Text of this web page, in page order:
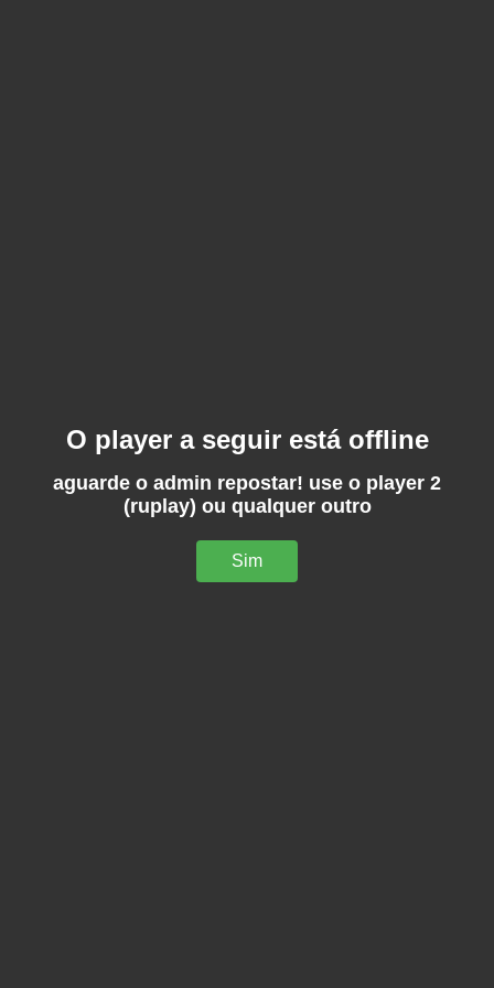
O player a seguir está offline
aguarde o admin repostar! use o player 2
(ruplay) ou qualquer outro
Sim